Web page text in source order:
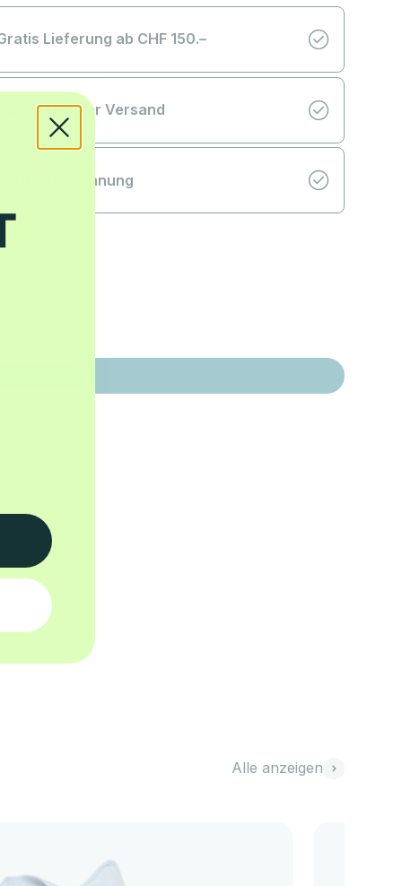
Lieferung ab CHF 150.–
Klimaneutraler Versand
Kauf auf Rechnung
Alle anzeigen